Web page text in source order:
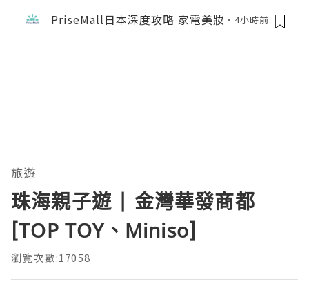
PriseMall日本深度攻略 家電美妝 4小時前
旅遊
珠海親子遊 | 金灣華發商都
[TOP TOY、Miniso]
瀏覽次數:17058